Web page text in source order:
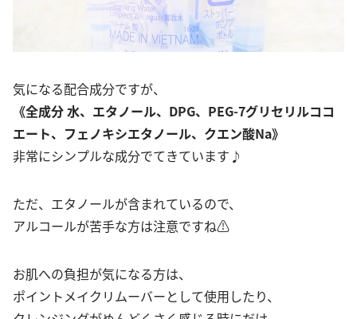
気になる配合成分ですが、
《全成分 水、エタノール、DPG、PEG-7グリセリルココ
エート、フェノキシエタノール、クエン酸Na》
非常にシンプルな成分でてきています♪
ただ、エタノールが含まれているので、
アルコールが苦手な方は注意ですね⚠
お肌への負担が気になる方は、
ポイントメイクリムーバーとして使用したり、